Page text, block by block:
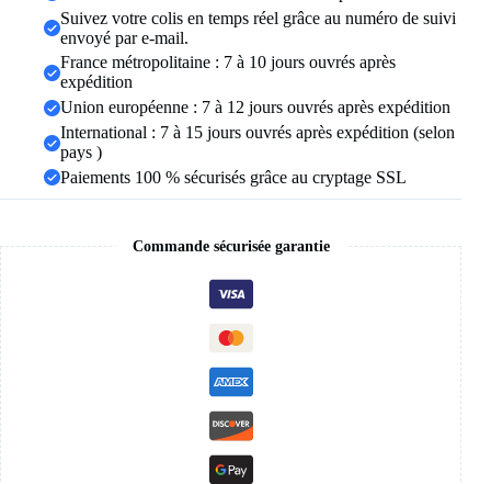
Suivez votre colis en temps réel grâce au numéro de suivi
envoyé par e-mail.
France métropolitaine : 7 à 10 jours ouvrés après
expédition
Union européenne : 7 à 12 jours ouvrés après expédition
International : 7 à 15 jours ouvrés après expédition (selon
pays )
Paiements 100 % sécurisés grâce au cryptage SSL
Commande sécurisée garantie